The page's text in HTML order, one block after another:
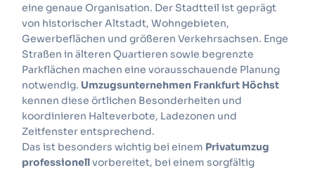
eine genaue Organisation. Der Stadtteil ist geprägt
von historischer Altstadt, Wohngebieten,
Gewerbeflächen und größeren Verkehrsachsen. Enge
Straßen in älteren Quartieren sowie begrenzte
Parkflächen machen eine vorausschauende Planung
notwendig. Umzugsunternehmen Frankfurt Höchst
kennen diese örtlichen Besonderheiten und
koordinieren Halteverbote, Ladezonen und
Zeitfenster entsprechend.
Das ist besonders wichtig bei einem Privatumzug
professionellvorbereitet, bei einem sorgfältig